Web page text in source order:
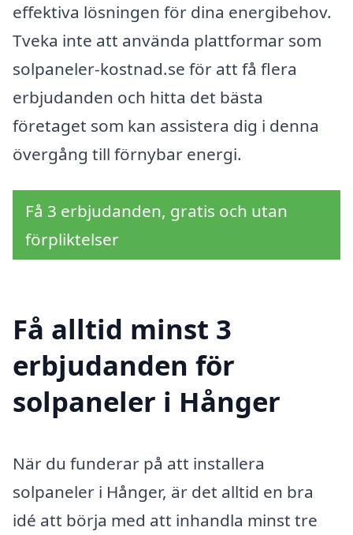
effektiva lösningen för dina energibehov.
Tveka inte att använda plattformar som
solpaneler-kostnad.se för att få flera
erbjudanden och hitta det bästa
företaget som kan assistera dig i denna
övergång till förnybar energi.
Få 3 erbjudanden, gratis och utan
förpliktelser
Få alltid minst 3
erbjudanden för
solpaneler i Hånger
När du funderar på att installera
solpaneler i Hånger, är det alltid en bra
idé att börja med att inhandla minst tre